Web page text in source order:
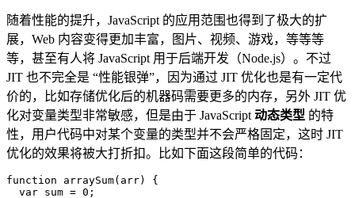
随着性能的提升，JavaScript 的应用范围也得到了极大的扩
展，Web 内容变得更加丰富，图片、视频、游戏，等等等
等，甚至有人将 JavaScript 用于后端开发（Node.js）。不过
JIT 也不完全是 “性能银弹”，因为通过 JIT 优化也是有一定代
价的，比如存储优化后的机器码需要更多的内存，另外 JIT 优
化对变量类型非常敏感，但是由于 JavaScript 动态类型 的特
性，用户代码中对某个变量的类型并不会严格固定，这时 JIT
优化的效果将被大打折扣。比如下面这段简单的代码：
function arraySum( arr)
{
  var
sum = 0 ;